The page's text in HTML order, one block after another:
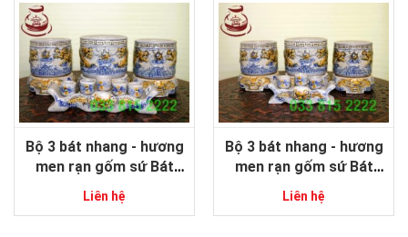
Bộ 3 bát nhang - hương
men rạn gốm sứ Bát
Tràng đắp nổi cao cấp
size 18-20cm
Liên hệ
Bộ 3 bát nhang - hương
men rạn gốm sứ Bát
Tràng đắp nổi cao cấp
16-18
Liên hệ